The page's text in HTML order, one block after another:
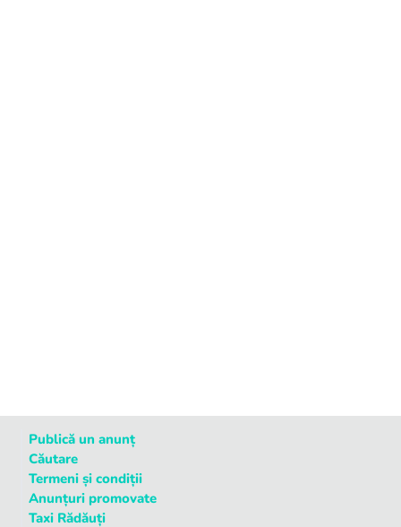
Publică un anunț
Căutare
Termeni și condiții
Anunțuri promovate
Taxi Rădăuți